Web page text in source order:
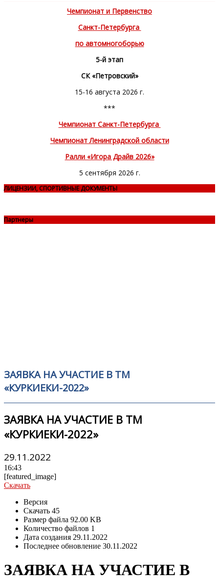
Чемпионат и Первенство
Санкт-Петербурга
по автомногоборью
5-й этап
СК «Петровский»
15-16 августа 2026 г.
***
Чемпионат Санкт-Петербурга
Чемпионат Ленинградской области
Ралли «Игора Драйв 2026»
5 сентября 2026 г.
ЛИЦЕНЗИИ, СПОРТИВНЫЕ ДОКУМЕНТЫ
Партнеры
ЗАЯВКА НА УЧАСТИЕ В ТМ
«КУРКИЕКИ-2022»
ЗАЯВКА НА УЧАСТИЕ В ТМ
«КУРКИЕКИ-2022»
29.11.2022
16:43
[featured_image]
Скачать
Версия
Скачать 45
Размер файла 92.00 KB
Количество файлов 1
Дата создания 29.11.2022
Последнее обновление 30.11.2022
ЗАЯВКА НА УЧАСТИЕ В